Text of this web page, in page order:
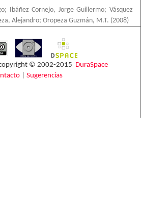
; Ibáñez Cornejo, Jorge Guillermo;Vásquez
Alejandro; Oropeza Guzmán, M.T. (2008)
© 2002-2015 DuraSpace
| Sugerencias